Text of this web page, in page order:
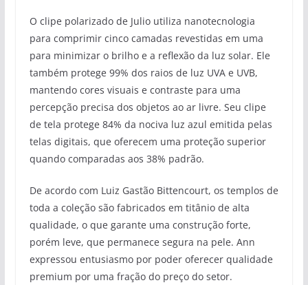
O clipe polarizado de Julio utiliza nanotecnologia
para comprimir cinco camadas revestidas em uma
para minimizar o brilho e a reflexão da luz solar. Ele
também protege 99% dos raios de luz UVA e UVB,
mantendo cores visuais e contraste para uma
percepção precisa dos objetos ao ar livre. Seu clipe
de tela protege 84% da nociva luz azul emitida pelas
telas digitais, que oferecem uma proteção superior
quando comparadas aos 38% padrão.
De acordo com Luiz Gastão Bittencourt, os templos de
toda a coleção são fabricados em titânio de alta
qualidade, o que garante uma construção forte,
porém leve, que permanece segura na pele. Ann
expressou entusiasmo por poder oferecer qualidade
premium por uma fração do preço do setor.